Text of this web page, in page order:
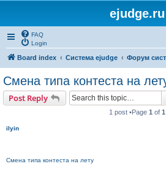
ejudge.ru
FAQ
Login
Board index Система ejudge Форум
Смена типа контеста на
Post Reply
1 post •Page 1 of 1
ilyin
Смена типа контеста на лету